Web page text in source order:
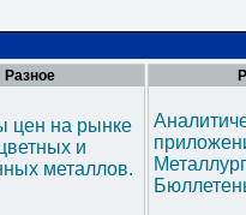
Разное
цен на рынке
и
металлов.